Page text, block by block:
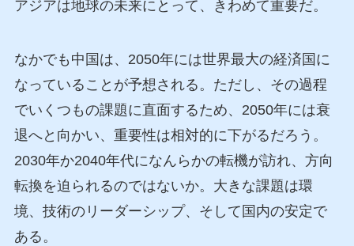
アジアは地球の未来にとって、きわめて重要だ。
なかでも中国は、2050年には世界最大の経済国に
なっていることが予想される。ただし、その過程
でいくつもの課題に直面するため、2050年には衰
退へと向かい、重要性は相対的に下がるだろう。
2030年か2040年代になんらかの転機が訪れ、方向
転換を迫られるのではないか。大きな課題は環
境、技術のリーダーシップ、そして国内の安定で
ある。